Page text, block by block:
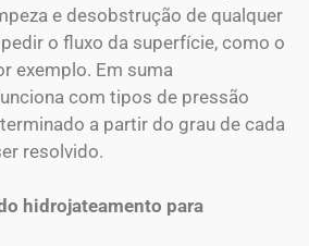
e desobstrução de qualquer
o fluxo da superfície, como o
exemplo. Em suma
com tipos de pressão
a partir do grau de cada
resolvido.
hidrojateamento para